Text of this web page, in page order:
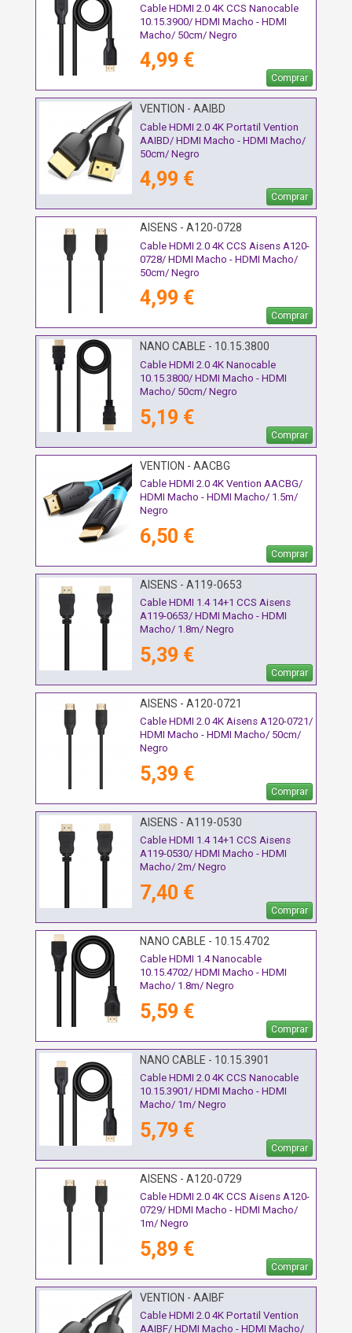
Cable HDMI 2.0 4K CCS Nanocable
10.15.3900/ HDMI Macho - HDMI
Macho/ 50cm/ Negro
4,99 €
Comprar
VENTION - AAIBD
Cable HDMI 2.0 4K Portatil Vention
AAIBD/ HDMI Macho - HDMI Macho/
50cm/ Negro
4,99 €
Comprar
AISENS - A120-0728
Cable HDMI 2.0 4K CCS Aisens A120-
0728/ HDMI Macho - HDMI Macho/
50cm/ Negro
4,99 €
Comprar
NANO CABLE - 10.15.3800
Cable HDMI 2.0 4K Nanocable
10.15.3800/ HDMI Macho - HDMI
Macho/ 50cm/ Negro
5,19 €
Comprar
VENTION - AACBG
Cable HDMI 2.0 4K Vention AACBG/
HDMI Macho - HDMI Macho/ 1.5m/
Negro
6,50 €
Comprar
AISENS - A119-0653
Cable HDMI 1.4 14+1 CCS Aisens
A119-0653/ HDMI Macho - HDMI
Macho/ 1.8m/ Negro
5,39 €
Comprar
AISENS - A120-0721
Cable HDMI 2.0 4K Aisens A120-0721/
HDMI Macho - HDMI Macho/ 50cm/
Negro
5,39 €
Comprar
AISENS - A119-0530
Cable HDMI 1.4 14+1 CCS Aisens
A119-0530/ HDMI Macho - HDMI
Macho/ 2m/ Negro
7,40 €
Comprar
NANO CABLE - 10.15.4702
Cable HDMI 1.4 Nanocable
10.15.4702/ HDMI Macho - HDMI
Macho/ 1.8m/ Negro
5,59 €
Comprar
NANO CABLE - 10.15.3901
Cable HDMI 2.0 4K CCS Nanocable
10.15.3901/ HDMI Macho - HDMI
Macho/ 1m/ Negro
5,79 €
Comprar
AISENS - A120-0729
Cable HDMI 2.0 4K CCS Aisens A120-
0729/ HDMI Macho - HDMI Macho/
1m/ Negro
5,89 €
Comprar
VENTION - AAIBF
Cable HDMI 2.0 4K Portatil Vention
AAIBF/ HDMI Macho - HDMI Macho/